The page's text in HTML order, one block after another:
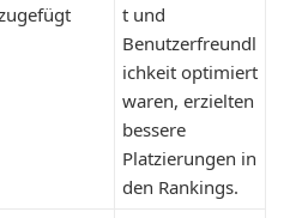
t und
Benutzerfreundl
ichkeit optimiert
waren, erzielten
bessere
Platzierungen in
den Rankings.